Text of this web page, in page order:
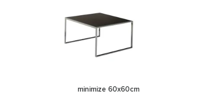
minimize 60x60cm